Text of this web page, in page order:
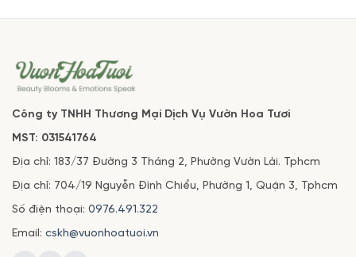
Công ty TNHH Thương Mại Dịch Vụ Vườn Hoa Tươi
MST: 031541764
Địa chỉ: 183/37 Đường 3 Tháng 2, Phường Vườn Lài. Tphcm
Địa chỉ: 704/19 Nguyễn Đình Chiểu, Phường 1, Quận 3, Tphcm
Số điện thoại: 0976.491.322
Email: cskh@vuonhoatuoi.vn